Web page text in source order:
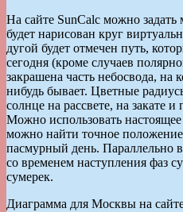
На сайте SunCalc можно задать
будет нарисован круг
дугой будет отмечен путь,
сегодня (кроме случаев
закрашена часть небосвода, на
нибудь бывает. Цветные
солнце на рассвете, на закате
Можно использовать
можно найти точное
пасмурный день. Параллельно
со временем наступления фаз
сумерек.
Диаграмма для Москвы на